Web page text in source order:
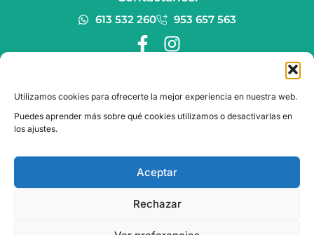
Utilizamos cookies para ofrecerte la mejor experiencia en nuestra web.
Puedes aprender más sobre qué cookies utilizamos o desactivarlas en
los ajustes.
Aceptar
Rechazar
613 532 260 953 657 563
F
e
b
k
-
f
I
t
a
a
m